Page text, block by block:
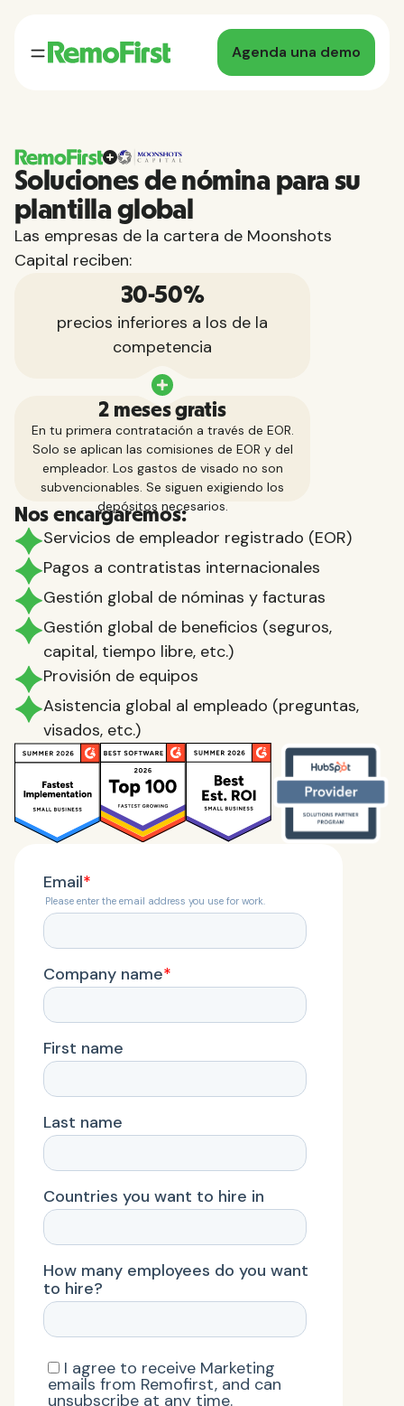
Agenda una demo
Soluciones de nómina para su
plantilla global
Las empresas de la cartera de Moonshots
Capital reciben:
30-50%
precios inferiores a los de la
competencia
2 meses gratis
En tu primera contratación a través de EOR.
Solo se aplican las comisiones de EOR y del
empleador. Los gastos de visado no son
subvencionables. Se siguen exigiendo los
depósitos necesarios.
Nos encargaremos:
Servicios de empleador registrado (EOR)
Pagos a contratistas internacionales
Gestión global de nóminas y facturas
Gestión global de beneficios (seguros,
capital, tiempo libre, etc.)
Provisión de equipos
Asistencia global al empleado (preguntas,
visados, etc.)